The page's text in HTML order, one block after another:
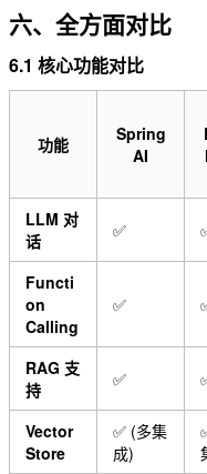
六、全方面对比
6.1 核心功能对比
功能
Spring
AI
LLM 对
话
✅
Functi
on
Calling
✅
RAG 支
持
✅
Vector
Store
✅ (多集
成)